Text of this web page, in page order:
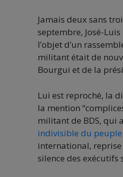
Jamais deux sans
septembre, José-
l’objet d’un
militant était de
Bourgui et de la
Lui est reproché, la
la mention
militant de BDS, qui
indivisible du
international,
silence des exécutifs